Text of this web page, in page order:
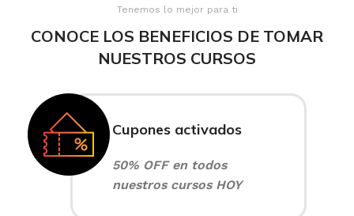
Tenemos lo mejor para ti
CONOCE LOS BENEFICIOS DE TOMAR
NUESTROS CURSOS
Cupones activados
50% OFF en todos
nuestros cursos HOY